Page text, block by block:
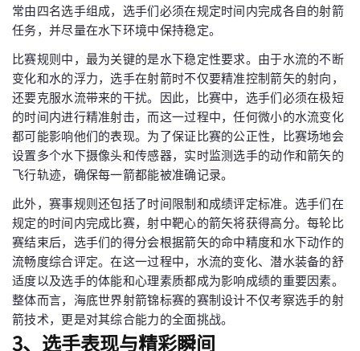
常由四名选手组成，选手们必须在规定时间内完成各自的射箭
任务，并尽量在水下环境中保持稳定。
比赛规则中，最为关键的是水下稳定性要求。由于水流的不断
变化和水的浮力，选手在射箭时不仅要精准控制箭矢的射向，
还要克服水流带来的干扰。因此，比赛中，选手们必须在极短
的时间内进行精准射击，而这一过程中，任何微小的水流变化
都可能影响他们的表现。为了保证比赛的公正性，比赛场地会
设置多个水下摄像头和传感器，实时监测选手的动作和箭矢的
飞行轨迹，确保每一箭都能被准确记录。
此外，赛事规则还包括了时间限制和成绩评定标准。选手们在
规定的时间内完成比赛，射中靶心的箭矢将获得高分。每轮比
赛结束后，选手们的得分会根据箭矢的命中精度和水下动作的
流畅度综合评定。在这一过程中，水流的变化、潜水装备的舒
适度以及选手的体能和心理素质都成为影响成绩的重要因素。
整体而言，海底世界射箭锦标赛的赛制设计不仅考察选手的射
箭技术，更是对其综合能力的全面挑战。
3、选手表现与精彩瞬间